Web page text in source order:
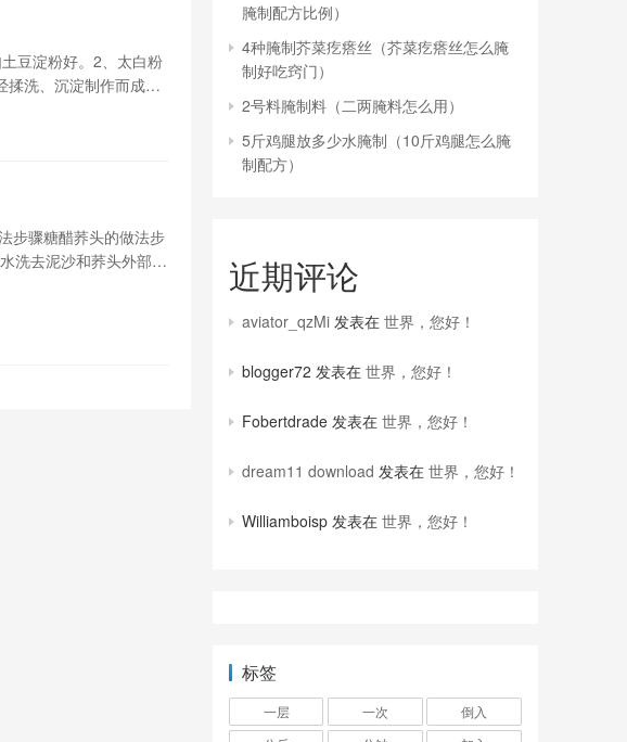
豆淀粉好。2、太白粉
揉洗、沉淀制作而成。
步骤糖醋荞头的做法步
洗去泥沙和荞头外部的
腌制配方比例）
4种腌制芥菜疙瘩丝（芥菜疙瘩丝怎么腌
制好吃窍门）
2号料腌制料（二两腌料怎么用）
5斤鸡腿放多少水腌制（10斤鸡腿怎么腌
制配方）
近期评论
aviator_qzMi 发表在 世界，您好！
blogger72 发表在 世界，您好！
Fobertdrade 发表在 世界，您好！
dream11 download 发表在 世界，您好！
Williamboisp 发表在 世界，您好！
标签
一层 一次
倒入